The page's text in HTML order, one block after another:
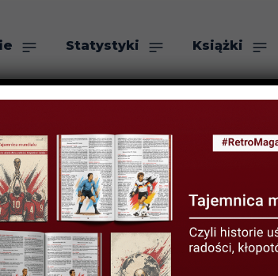
Statystyki Książki
Retro #22